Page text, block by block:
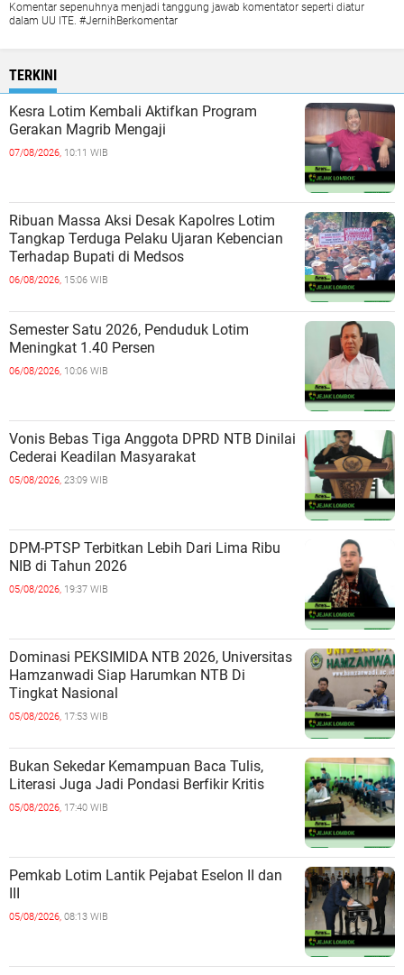
Komentar sepenuhnya menjadi tanggung jawab komentator seperti diatur
dalam UU ITE. #JernihBerkomentar
TERKINI
Kesra Lotim Kembali Aktifkan Program
Gerakan Magrib Mengaji
07/08/2026, 10:11 WIB
Ribuan Massa Aksi Desak Kapolres Lotim
Tangkap Terduga Pelaku Ujaran Kebencian
Terhadap Bupati di Medsos
06/08/2026, 15:06 WIB
Semester Satu 2026, Penduduk Lotim
Meningkat 1.40 Persen
06/08/2026, 10:06 WIB
Vonis Bebas Tiga Anggota DPRD NTB Dinilai
Cederai Keadilan Masyarakat
05/08/2026, 23:09 WIB
DPM-PTSP Terbitkan Lebih Dari Lima Ribu
NIB di Tahun 2026
05/08/2026, 19:37 WIB
Dominasi PEKSIMIDA NTB 2026, Universitas
Hamzanwadi Siap Harumkan NTB Di
Tingkat Nasional
05/08/2026, 17:53 WIB
Bukan Sekedar Kemampuan Baca Tulis,
Literasi Juga Jadi Pondasi Berfikir Kritis
05/08/2026, 17:40 WIB
Pemkab Lotim Lantik Pejabat Eselon II dan
III
05/08/2026, 08:13 WIB